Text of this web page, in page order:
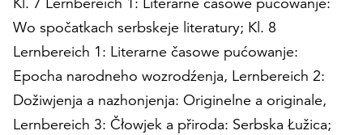
Wo spočatkach serbskeje literatury; Kl. 8
Lernbereich 1: Literarne časowe pućowanje:
Epocha narodneho wozrodźenja, Lernbereich 2:
Dožiwjenja a nazhonjenja: Originelne a originale,
Lernbereich 3: Čłowjek a přiroda: Serbska Łužica;